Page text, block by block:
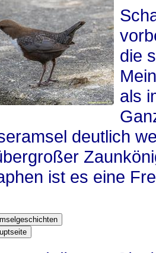
die
als
deutlich
ist es eine